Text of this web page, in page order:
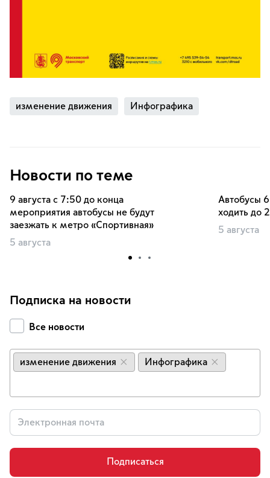
изменение движения Инфографика
Новости по теме
9 августа с 7:50 до конца
мероприятия автобусы не будут
заезжать к метро «Спортивная»
5 августа
Автобусы
ходить до
5 августа
Подписка на новости
Все новости
изменение движения Инфографика
Подписаться